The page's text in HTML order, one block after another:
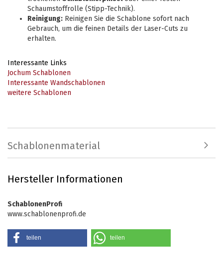
Schaumstoffrolle (Stipp-Technik).
Reinigung: Reinigen Sie die Schablone sofort nach
Gebrauch, um die feinen Details der Laser-Cuts zu
erhalten.
Interessante Links
Jochum Schablonen
Interessante Wandschablonen
weitere Schablonen
Schablonenmaterial
Hersteller Informationen
SchablonenProfi
www.schablonenprofi.de
teilen teilen